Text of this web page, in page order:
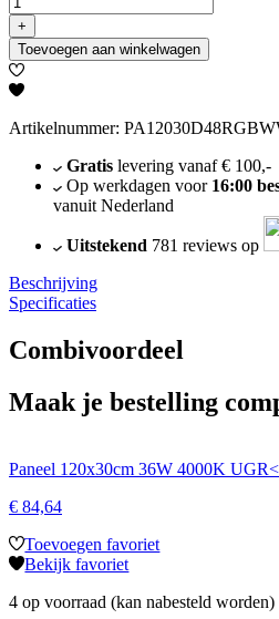
+
Toevoegen aan winkelwagen
Artikelnummer:
Gratislevering vanaf € 100,-
Op werkdagen voor 16:00
vanuit Nederland
Uitstekend 781 reviews op
Beschrijving
Specificaties
Combivoordeel
Maak je bestelling
Paneel 120x30cm 36W 4000K
€ 84,64
Toevoegen favoriet
Bekijk favoriet
4 op voorraad (kan nabesteld worden)